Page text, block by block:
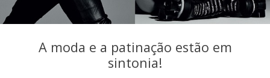
A moda e a patinação estão em
sintonia!